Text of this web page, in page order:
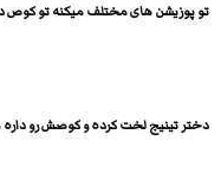
تو پوزیشن های مختلف میکنه تو کوص
دختر تینیج لخت کرده و کوصش رو داره